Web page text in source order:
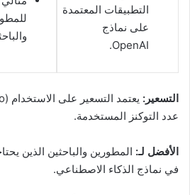
التطبيقات المعتمدة
على نماذج
OpenAI.
التسعير:
عدد التوكنز المستخدمة.
الأفضل لـ: المطورين والباحثين الذين
في نماذج الذكاء الاصطناعي.